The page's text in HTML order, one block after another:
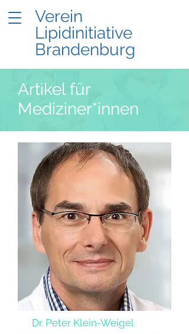
Verein
Lipidinitiative
Brandenburg
Artikel für
Mediziner*innen
Dr. Peter Klein-Weigel